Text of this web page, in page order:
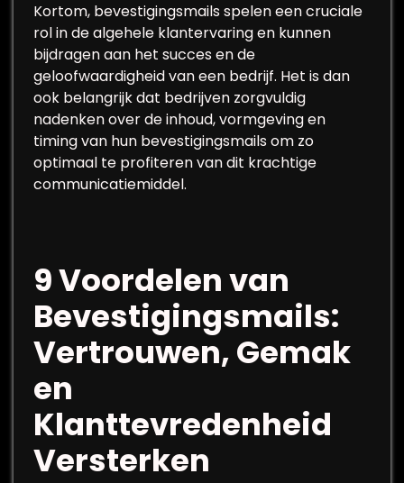
Kortom, bevestigingsmails spelen een cruciale
rol in de algehele klantervaring en kunnen
bijdragen aan het succes en de
geloofwaardigheid van een bedrijf. Het is dan
ook belangrijk dat bedrijven zorgvuldig
nadenken over de inhoud, vormgeving en
timing van hun bevestigingsmails om zo
optimaal te profiteren van dit krachtige
communicatiemiddel.
9 Voordelen van
Bevestigingsmails:
Vertrouwen, Gemak
en
Klanttevredenheid
Versterken